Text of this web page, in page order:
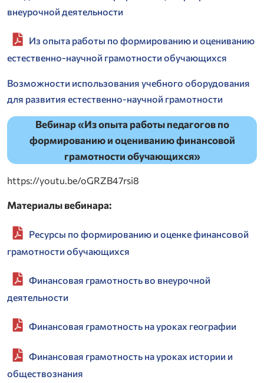
внеурочной деятельности
Из опыта работы по формированию и оцениванию
естественно-научной грамотности обучающихся
Возможности использования учебного оборудования
для развития естественно-научной грамотности
Вебинар «Из опыта работы педагогов по
формированию и оцениванию финансовой
грамотности обучающихся»
https://youtu.be/oGRZB47rsi8
Материалы вебинара:
Ресурсы по формированию и оценке финансовой
грамотности обучающихся
Финансовая грамотность во внеурочной
деятельности
Финансовая грамотность на уроках географии
Финансовая грамотность на уроках истории и
обществознания